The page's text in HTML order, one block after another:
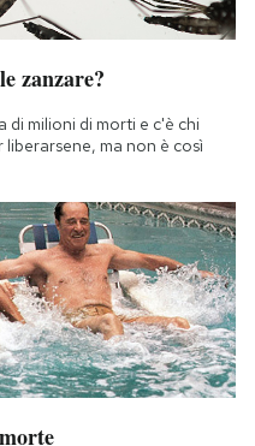
zanzare?
di milioni di morti e c'è chi
ma non è così